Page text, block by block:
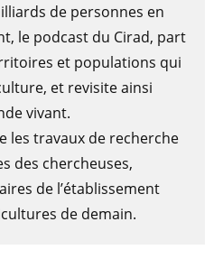
de personnes en
le podcast du Cirad, part
et populations qui
et revisite ainsi
vivant.
les travaux de recherche
des chercheuses,
de l’établissement
de demain.